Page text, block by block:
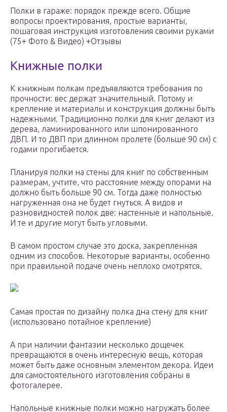
Полки в гараже: порядок прежде всего. Общие
вопросы проектирования, простые варианты,
пошаговая инструкция изготовления своими руками
(75+ Фото & Видео) +Отзывы
Книжные полки
К книжным полкам предъявляются требования по
прочности: вес держат значительный. Потому и
крепление и материалы и конструкция должны быть
надежными. Традиционно полки для книг делают из
дерева, ламинированного или шпонированного
ДВП. И то ДВП при длинном пролете (больше 90 см) с
годами прогибается.
Планируя полки на стены для книг по собственным
размерам, учтите, что расстояние между опорами на
должно быть больше 90 см. Тогда даже полностью
нагруженная она не будет гнуться. А видов и
разновидностей полок две: настенные и напольные.
И те и другие могут быть угловыми.
В самом простом случае это доска, закрепленная
одним из способов. Некоторые варианты, особенно
при правильной подаче очень неплохо смотрятся.
Самая простая по дизайну полка дна стену для книг
(использовано потайное крепление)
А при наличии фантазии несколько дощечек
превращаются в очень интересную вещь, которая
может быть даже основным элементом декора. Идеи
для самостоятельного изготовления собраны в
фотогалерее.
Напольные книжные полки можно нагружать более